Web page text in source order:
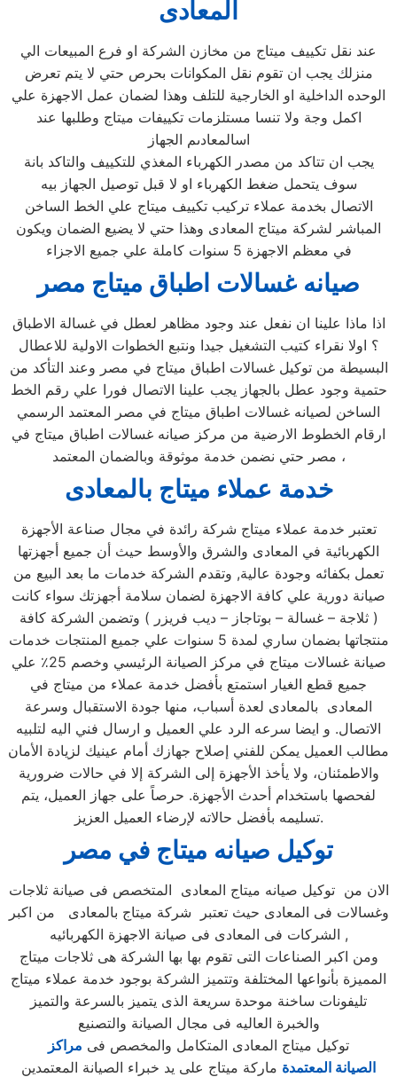
المعادى
عند نقل تكييف ميتاج من مخازن الشركة او فرع المبيعات الي
منزلك يجب ان تقوم نقل المكوانات بحرص حتي لا يتم تعرض
الوحده الداخلية او الخارجية للتلف وهذا لضمان عمل الاجهزة علي
اكمل وجة ولا تنسا مستلزمات تكييفات ميتاج وطلبها عند
اسالمعادىم الجهاز
يجب ان تتاكد من مصدر الكهرباء المغذي للتكييف والتاكد بانة
سوف يتحمل ضغط الكهرباء او لا قبل توصيل الجهاز بيه
الاتصال بخدمة عملاء تركيب تكييف ميتاج علي الخط الساخن
المباشر لشركة ميتاج المعادى وهذا حتي لا يضيع الضمان ويكون
في معظم الاجهزة 5 سنوات كاملة علي جميع الاجزاء
صيانه غسالات اطباق ميتاج مصر
اذا ماذا علينا ان نفعل عند وجود مظاهر لعطل في غسالة الاطباق
؟ اولا نقراء كتيب التشغيل جيدا ونتبع الخطوات الاولية للاعطال
البسيطة من توكيل غسالات اطباق ميتاج في مصر وعند التأكد من
حتمية وجود عطل بالجهاز يجب علينا الاتصال فورا علي رقم الخط
الساخن لصيانه غسالات اطباق ميتاج في مصر المعتمد الرسمي
ارقام الخطوط الارضية من مركز صيانه غسالات اطباق ميتاج في
مصر حتي نضمن خدمة موثوقة وبالضمان المعتمد ،
خدمة عملاء ميتاج بالمعادى
تعتبر خدمة عملاء ميتاج شركة رائدة في مجال صناعة الأجهزة
الكهربائية في المعادى والشرق والأوسط حيث أن جميع أجهزتها
تعمل بكفائه وجودة عالية, وتقدم الشركة خدمات ما بعد البيع من
صيانة دورية علي كافة الاجهزة لضمان سلامة أجهزتك سواء كانت
( ثلاجة – غسالة – بوتاجاز – ديب فريزر ) وتضمن الشركة كافة
منتجاتها بضمان ساري لمدة 5 سنوات علي جميع المنتجات خدمات
صيانة غسالات ميتاج في مركز الصيانة الرئيسي وخصم 25٪ علي
جميع قطع الغيار استمتع بأفضل خدمة عملاء من ميتاج في
المعادى بالمعادى لعدة أسباب، منها جودة الاستقبال وسرعة
الاتصال. و ايضا سرعه الرد علي العميل و ارسال فني اليه لتلبيه
مطالب العميل يمكن للفني إصلاح جهازك أمام عينيك لزيادة الأمان
والاطمئنان، ولا يأخذ الأجهزة إلى الشركة إلا في حالات ضرورية
لفحصها باستخدام أحدث الأجهزة. حرصاً على جهاز العميل، يتم
تسليمه بأفضل حالاته لإرضاء العميل العزيز.
توكيل صيانه ميتاج في مصر
الان من توكيل صيانه ميتاج المعادى المتخصص فى صيانة ثلاجات
وغسالات فى المعادى حيث تعتبر شركة ميتاج بالمعادى من اكبر
الشركات فى المعادى فى صيانة الاجهزة الكهربائيه ,
ومن اكبر الصناعات التى تقوم بها بها الشركة هى ثلاجات ميتاج
المميزة بأنواعها المختلفة وتتميز الشركة بوجود خدمة عملاء ميتاج
تليفونات ساخنة موحدة سريعة الذى يتميز بالسرعة والتميز
والخبرة العاليه فى مجال الصيانة والتصنيع
توكيل ميتاج المعادى المتكامل والمخصص فى مراكز
الصيانة المعتمدة ماركة ميتاج على يد خبراء الصيانة المعتمدين